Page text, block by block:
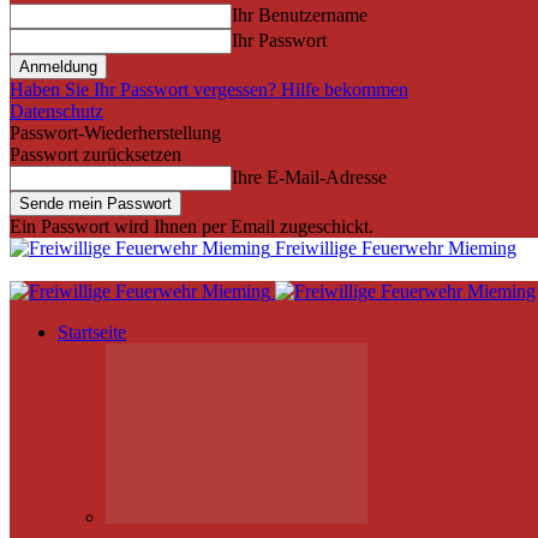
Ihr Benutzername
Ihr Passwort
Haben Sie Ihr Passwort vergessen? Hilfe bekommen
Datenschutz
Passwort-Wiederherstellung
Passwort zurücksetzen
Ihre E-Mail-Adresse
Ein Passwort wird Ihnen per Email zugeschickt.
Freiwillige Feuerwehr Mieming
Startseite